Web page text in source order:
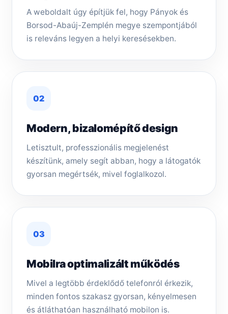
A weboldalt úgy építjük fel, hogy Pányok és
Borsod-Abaúj-Zemplén megye szempontjából
is releváns legyen a helyi keresésekben.
02
Modern, bizalomépítő design
Letisztult, professzionális megjelenést
készítünk, amely segít abban, hogy a látogatók
gyorsan megértsék, mivel foglalkozol.
03
Mobilra optimalizált működés
Mivel a legtöbb érdeklődő telefonról érkezik,
minden fontos szakasz gyorsan, kényelmesen
és átláthatóan használható mobilon is.